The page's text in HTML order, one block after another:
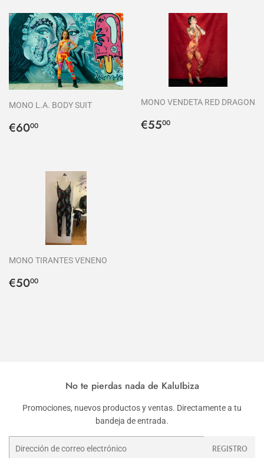
MONO L.A. BODY SUIT
Precio
€6000
MONO VENDETA RED DRAGON
Precio
€5500
MONO TIRANTES VENENO
Precio
€5000
No te pierdas nada de KaluIbiza
Promociones, nuevos productos y ventas. Directamente a tu
bandeja de entrada.
REGISTRO